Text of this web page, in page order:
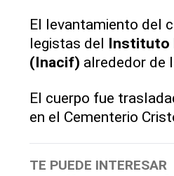
El levantamiento del
legistas del Instituto
(Inacif) alrededor de
El cuerpo fue
en el Cementerio
TE PUEDE INTERESAR